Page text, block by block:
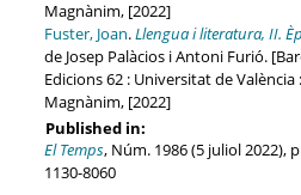
Magnànim, [2022]
Fuster, Joan.Llengua i literatura, II.
de Josep Palàcios i Antoni Furió.
Edicions 62 : Universitat de
Magnànim, [2022]
Published in:
El Temps, Núm. 1986 (5 juliol 2022),
1130-8060